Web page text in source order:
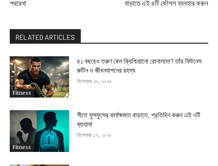
পথরেখা
বাড়াতে এই ৪টি কৌশল ব্যবহার করুন
RELATED ARTICLES
Fitness
৪১ বছরেও তরুণ কেন ক্রিশ্চিয়ানো রোনালদো? তাঁর ফিটনেস
রুটিন ও জীবনযাপনের রহস্য
ডিসেম্বর ২৮, ২০২৫
Fitness
শীতে ফুসফুসের কার্যক্ষমতা বাড়াতে, প্রতিদিন করুন এই ৭টি
ব্যায়াম!
ডিসেম্বর ১৭, ২০২৫